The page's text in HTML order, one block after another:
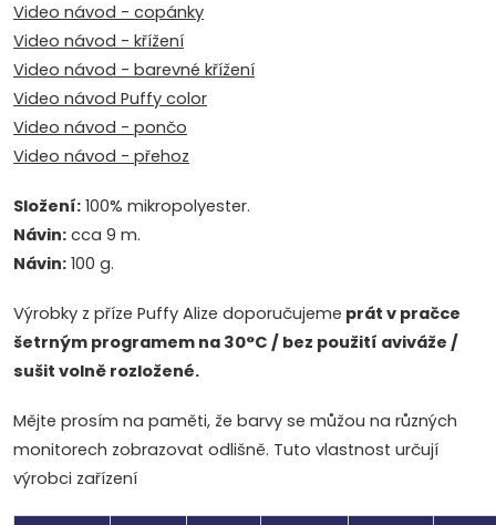
Video návod - copánky
Video návod - křížení
Video návod - barevné křížení
Video návod Puffy color
Video návod - pončo
Video návod - přehoz
Složení: 100% mikropolyester.
Návin: cca 9 m.
Návin: 100 g.
Výrobky z příze Puffy Alize doporučujeme prát v pračce
šetrným programem na 30°C / bez použití aviváže /
sušit volně rozložené.
Mějte prosím na paměti, že barvy se můžou na různých
monitorech zobrazovat odlišně. Tuto vlastnost určují
výrobci zařízení